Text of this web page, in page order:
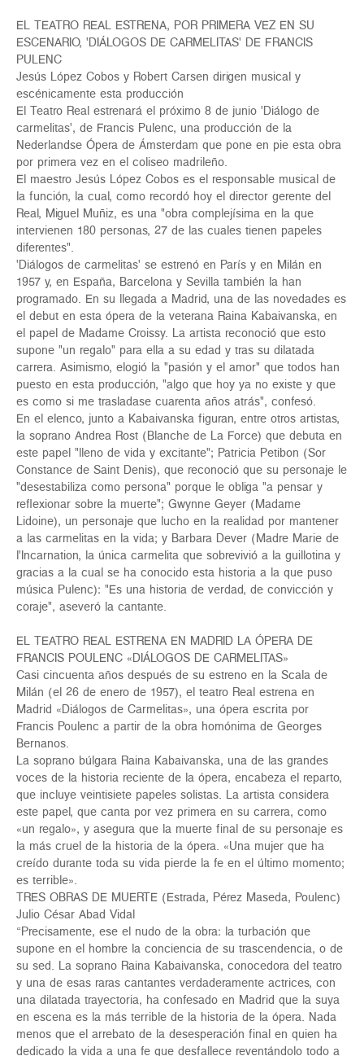
EL TEATRO REAL ESTRENA, POR PRIMERA VEZ EN SU
ESCENARIO, 'DIÁLOGOS DE CARMELITAS' DE FRANCIS
PULENC
Jesús López Cobos y Robert Carsen dirigen musical y
escénicamente esta producción
El Teatro Real estrenará el próximo 8 de junio 'Diálogo de
carmelitas', de Francis Pulenc, una producción de la
Nederlandse Ópera de Ámsterdam que pone en pie esta obra
por primera vez en el coliseo madrileño.
El maestro Jesús López Cobos es el responsable musical de
la función, la cual, como recordó hoy el director gerente del
Real, Miguel Muñiz, es una "obra complejísima en la que
intervienen 180 personas, 27 de las cuales tienen papeles
diferentes".
'Diálogos de carmelitas' se estrenó en París y en Milán en
1957 y, en España, Barcelona y Sevilla también la han
programado. En su llegada a Madrid, una de las novedades es
el debut en esta ópera de la veterana Raina Kabaivanska, en
el papel de Madame Croissy. La artista reconoció que esto
supone "un regalo" para ella a su edad y tras su dilatada
carrera. Asimismo, elogió la "pasión y el amor" que todos han
puesto en esta producción, "algo que hoy ya no existe y que
es como si me trasladase cuarenta años atrás", confesó.
En el elenco, junto a Kabaivanska figuran, entre otros artistas,
la soprano Andrea Rost (Blanche de La Force) que debuta en
este papel "lleno de vida y excitante"; Patricia Petibon (Sor
Constance de Saint Denis), que reconoció que su personaje le
"desestabiliza como persona" porque le obliga "a pensar y
reflexionar sobre la muerte"; Gwynne Geyer (Madame
Lidoine), un personaje que lucho en la realidad por mantener
a las carmelitas en la vida; y Barbara Dever (Madre Marie de
l'Incarnation, la única carmelita que sobrevivió a la guillotina y
gracias a la cual se ha conocido esta historia a la que puso
música Pulenc): "Es una historia de verdad, de convicción y
coraje", aseveró la cantante.
EL TEATRO REAL ESTRENA EN MADRID LA ÓPERA DE
FRANCIS POULENC «DIÁLOGOS DE CARMELITAS»
Casi cincuenta años después de su estreno en la Scala de
Milán (el 26 de enero de 1957), el teatro Real estrena en
Madrid «Diálogos de Carmelitas», una ópera escrita por
Francis Poulenc a partir de la obra homónima de Georges
Bernanos.
La soprano búlgara Raina Kabaivanska, una de las grandes
voces de la historia reciente de la ópera, encabeza el reparto,
que incluye veintisiete papeles solistas. La artista considera
este papel, que canta por vez primera en su carrera, como
«un regalo», y asegura que la muerte final de su personaje es
la más cruel de la historia de la ópera. «Una mujer que ha
creído durante toda su vida pierde la fe en el último momento;
es terrible».
TRES OBRAS DE MUERTE (Estrada, Pérez Maseda, Poulenc)
Julio César Abad Vidal
“Precisamente, ese el nudo de la obra: la turbación que
supone en el hombre la conciencia de su trascendencia, o de
su sed. La soprano Raina Kabaivanska, conocedora del teatro
y una de esas raras cantantes verdaderamente actrices, con
una dilatada trayectoria, ha confesado en Madrid que la suya
en escena es la más terrible de la historia de la ópera. Nada
menos que el arrebato de la desesperación final en quien ha
dedicado la vida a una fe que desfallece reventándolo todo a